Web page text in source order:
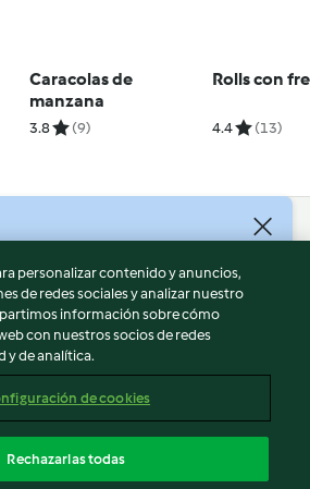
Caracolas de
manzana
3.8 (9)
Rolls con
4.4 (13)
personalizar contenido y anuncios,
de redes sociales y analizar nuestro
información sobre cómo
con nuestros socios de redes
y de analítica.
de cookies
Rechazarlas todas